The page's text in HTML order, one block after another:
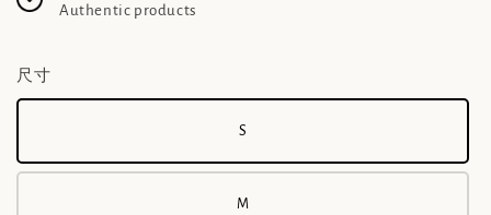
Authentic products
尺寸
S
M